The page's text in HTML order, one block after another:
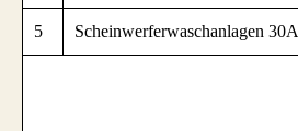
5 Scheinwerferwaschanlagen 30A